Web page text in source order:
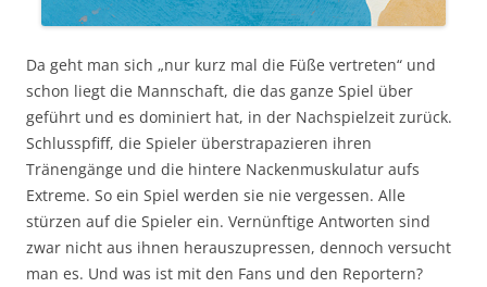
Da geht man sich „nur kurz mal die Füße vertreten“ und
schon liegt die Mannschaft, die das ganze Spiel über
geführt und es dominiert hat, in der Nachspielzeit zurück.
Schlusspfiff, die Spieler überstrapazieren ihren
Tränengänge und die hintere Nackenmuskulatur aufs
Extreme. So ein Spiel werden sie nie vergessen. Alle
stürzen auf die Spieler ein. Vernünftige Antworten sind
zwar nicht aus ihnen herauszupressen, dennoch versucht
man es. Und was ist mit den Fans und den Reportern?